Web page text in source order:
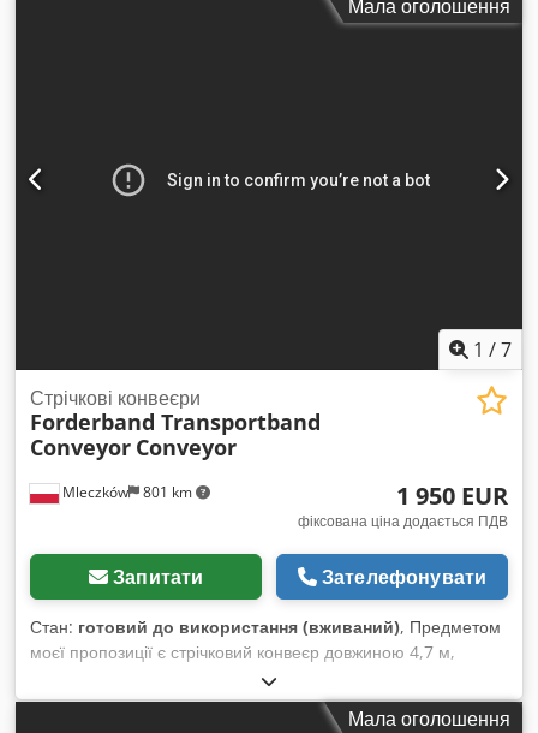
Мала оголошення
1 /7
Mleczków 801 km
Стрічкові конвеєри
Forderband Transportband
Conveyor Conveyor
1 950 EUR
фіксована ціна додається ПДВ
Запитати Зателефонувати
Стан: готовий до використання (вживаний), Предметом
моєї пропозиції є стрічковий конвеєр довжиною 4,7 м,
ширина стрічки 1,35 м. Є чотири ідентичні одиниці. Ціна
вказана за одну штуку. Dwodpfswz Uktox Abnja
Мала оголошення